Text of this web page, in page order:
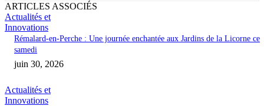
ARTICLES ASSOCIÉS
Actualités et
Innovations
Rémalard-en-Perche : Une journée enchantée aux Jardins de la Licorne ce
samedi
juin 30, 2026
Actualités et
Innovations